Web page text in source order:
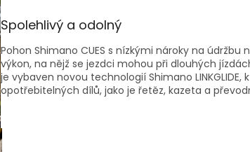
Spolehlivý a odolný
Pohon Shimano CUES s nízkými nároky na údržbu
výkon, na nějž se jezdci mohou při dlouhých
je vybaven novou technologií Shimano
opotřebitelných dílů, jako je řetěz, kazeta a